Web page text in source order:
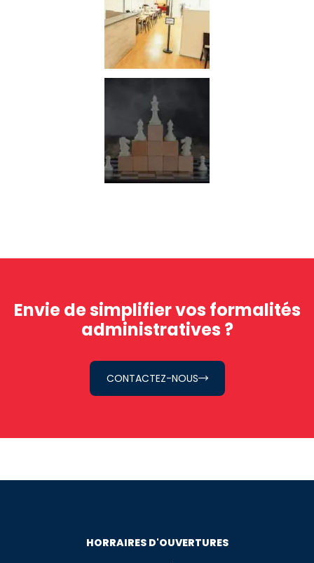
Envie de simplifier vos formalités
administratives ?
CONTACTEZ-NOUS
HORRAIRES D'OUVERTURES